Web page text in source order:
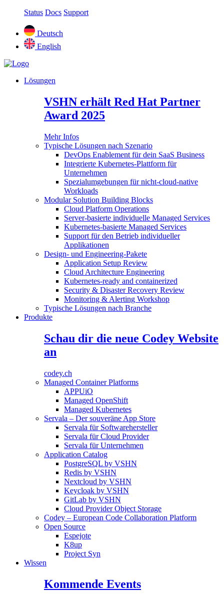
Status Docs Support
Deutsch
English
Lösungen
VSHN erhält Red Hat Partner
Award 2025
Mehr Infos
Typische Lösungen nach Szenario
DevOps Enablement für dein SaaS Business
Integrierte Kubernetes-Plattform für
Unternehmen
Spezialumgebungen für nicht-cloud-native
Workloads
Modular Solution Building Blocks
Cloud Platform Operations
Server-basierte individuelle Managed Services
Kubernetes-basierte Managed Services
Support für den Betrieb individueller
Applikationen
Design- und Engineering-Pakete
Application Setup Review
Cloud Architecture Engineering
Kubernetes-ready and containerized
Security & Disaster Recovery Review
Monitoring & Alerting Workshop
Typische Lösungen nach Branche
Produkte
Schau dir die neue Codey Website
an
codey.ch
Managed Container Platforms
APPUiO
Managed OpenShift
Managed Kubernetes
Servala – Der souveräne App Store
Servala für Softwarehersteller
Servala für Cloud Provider
Servala für Unternehmen
Application Catalog
PostgreSQL by VSHN
Redis by VSHN
Nextcloud by VSHN
Keycloak by VSHN
GitLab by VSHN
Cloud Provider Object Storage
Codey – European Code Collaboration Platform
Open Source
Espejote
K8up
Project Syn
Wissen
Kommende Events